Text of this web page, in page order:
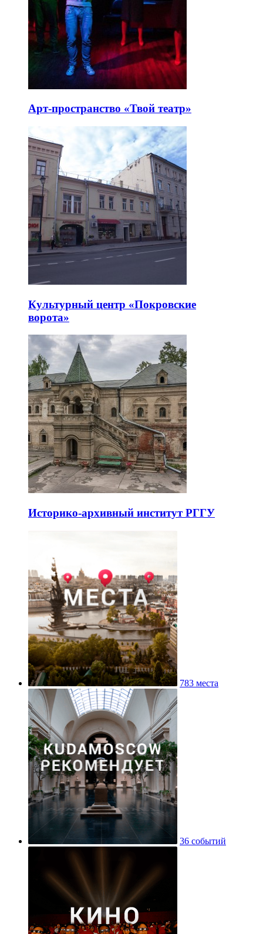
Арт-пространство «Твой театр»
Культурный центр «Покровские
ворота»
Историко-архивный институт РГГУ
783 места
36 событий